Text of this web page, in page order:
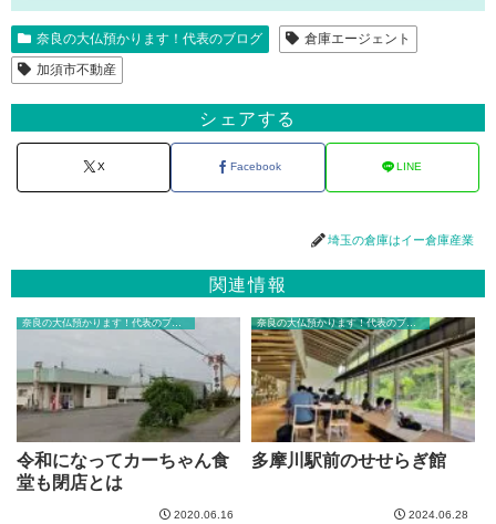
奈良の大仏預かります！代表のブログ
倉庫エージェント
加須市不動産
シェアする
X Facebook LINE
埼玉の倉庫はイー倉庫産業
関連情報
令和になってカーちゃん食
堂も閉店とは
2020.06.16
奈良の大仏預かります！代表のブログ
多摩川駅前のせせらぎ館
2024.06.28